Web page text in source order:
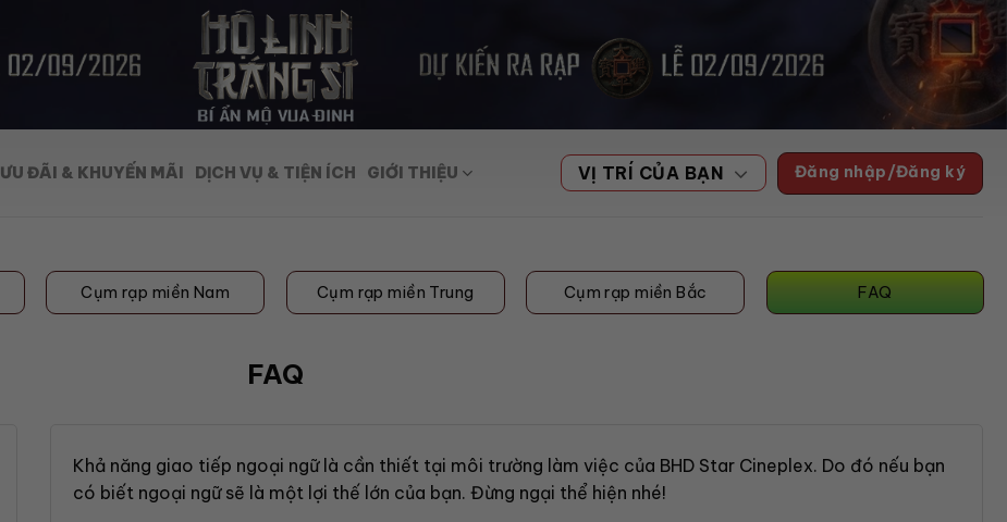
ƯU ĐÃI & KHUYẾN MÃI DỊCH VỤ & TIỆN ÍCH GIỚI THIỆU VỊ TRÍ CỦA BẠN Đăng nhập/Đăng ký
Cụm rạp miền Nam Cụm rạp miền Trung Cụm rạp miền Bắc FAQ
FAQ
Khả năng giao tiếp ngoại ngữ là cần thiết tại môi trường làm việc của BHD Star Cineplex. Do đó nếu bạn
có biết ngoại ngữ sẽ là một lợi thế lớn của bạn. Đừng ngại thể hiện nhé!